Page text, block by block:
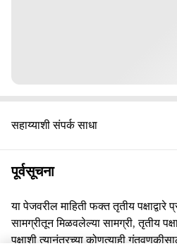
सहाय्याशी संपर्क साधा
पूर्वसूचना
या पेजवरील माहिती फक्त तृतीय पक्षाद्वारे
सामग्रीतून मिळवलेल्या सामग्री, तृतीय
पक्षाशी त्यानंतरच्या कोणत्याही